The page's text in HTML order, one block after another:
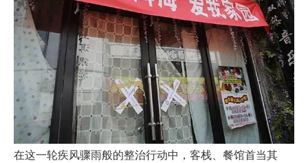
在这一轮疾风骤雨般的整治行动中，客栈、餐馆首当其